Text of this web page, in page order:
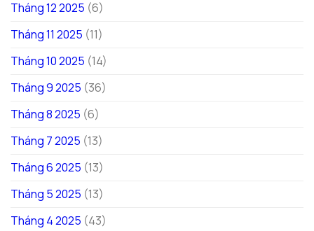
Tháng 12 2025 (6)
Tháng 11 2025 (11)
Tháng 10 2025 (14)
Tháng 9 2025 (36)
Tháng 8 2025 (6)
Tháng 7 2025 (13)
Tháng 6 2025 (13)
Tháng 5 2025 (13)
Tháng 4 2025 (43)